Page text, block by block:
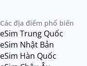
Các địa điểm phổ biến
eSim Trung Quốc
eSim Nhật Bản
eSim Hàn Quốc